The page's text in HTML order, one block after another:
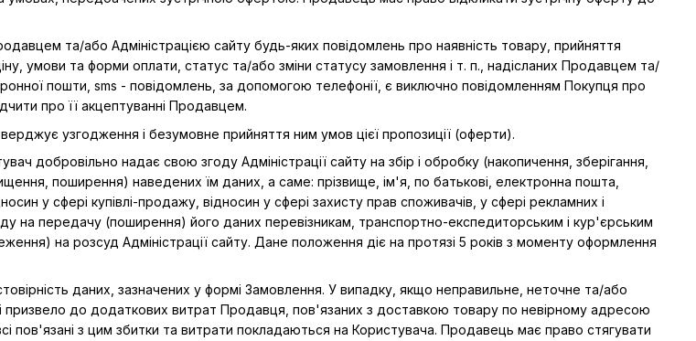
та/або Адміністрацією сайту будь-яких повідомлень про наявність товару, прийняття
умови та форми оплати, статус та/або зміни статусу замовлення і т. п., надісланих Продавцем та/
пошти, sms - повідомлень, за допомогою телефонії, є виключно повідомленням Покупця про
про її акцептуванні Продавцем.
узгодження і безумовне прийняття ним умов цієї пропозиції (оферти).
добровільно надає свою згоду Адміністрації сайту на збір і обробку (накопичення, зберігання,
поширення) наведених їм даних, а саме: прізвище, ім'я, по батькові, електронна пошта,
у сфері купівлі-продажу, відносин у сфері захисту прав споживачів, у сфері рекламних і
на передачу (поширення) його даних перевізникам, транспортно-експедиторським і кур'єрським
на розсуд Адміністрації сайту. Дане положення діє на протязі 5 років з моменту оформлення
даних, зазначених у формі Замовлення. У випадку, якщо неправильне, неточне та/або
призвело до додаткових витрат Продавця, пов'язаних з доставкою товару по невірному адресою
пов'язані з цим збитки та витрати покладаються на Користувача. Продавець має право стягувати